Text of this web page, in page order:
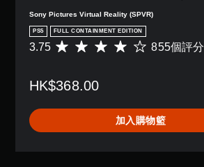
Sony Pictures Virtual Reality (SPVR)
PS5 FULL CONTAINMENT EDITION
平
分
3
.
3.75 855個評分
HK$368.00
加入購物籃